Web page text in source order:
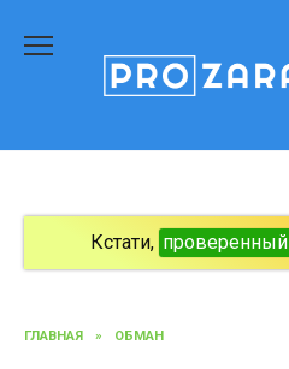
содержанию
Кстати, проверенный
ГЛАВНАЯ » ОБМАН